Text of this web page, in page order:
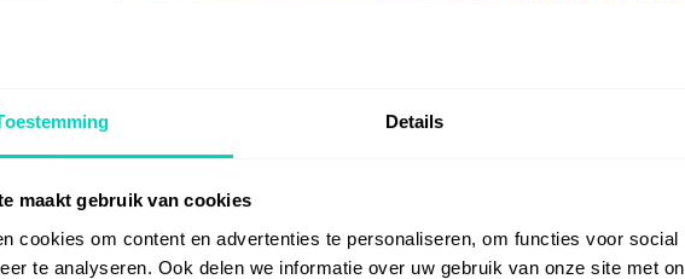
Details
maakt gebruik van cookies
cookies om content en advertenties te personaliseren, om functies voor
te analyseren. Ook delen we informatie over uw gebruik van onze site met